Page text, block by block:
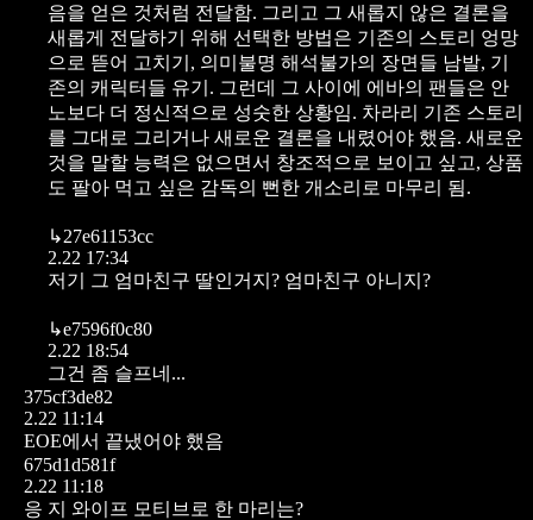
음을 얻은 것처럼 전달함. 그리고 그 새롭지 않은 결론을
새롭게 전달하기 위해 선택한 방법은 기존의 스토리 엉망
으로 뜯어 고치기, 의미불명 해석불가의 장면들 남발, 기
존의 캐릭터들 유기. 그런데 그 사이에 에바의 팬들은 안
노보다 더 정신적으로 성숫한 상황임. 차라리 기존 스토리
를 그대로 그리거나 새로운 결론을 내렸어야 했음. 새로운
것을 말할 능력은 없으면서 창조적으로 보이고 싶고, 상품
도 팔아 먹고 싶은 감독의 뻔한 개소리로 마무리 됨.
↳27e61153cc
2.22 17:34
저기 그 엄마친구 딸인거지? 엄마친구 아니지?
↳e7596f0c80
2.22 18:54
그건 좀 슬프네...
375cf3de82
2.22 11:14
EOE에서 끝냈어야 했음
675d1d581f
2.22 11:18
응 지 와이프 모티브로 한 마리는?